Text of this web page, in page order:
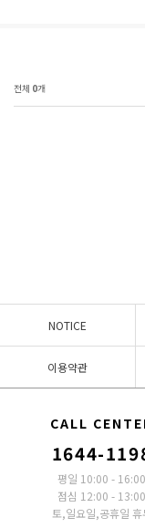
전체 0개
NOTICE
이용약관
CALL
1644-
평일 10:00 - 16:00
점심 12:00 - 13:00
토,일요일,공휴일 휴